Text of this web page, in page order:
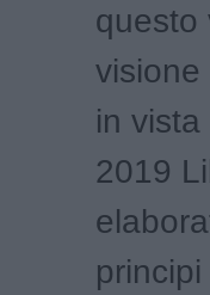
questo
in
2019